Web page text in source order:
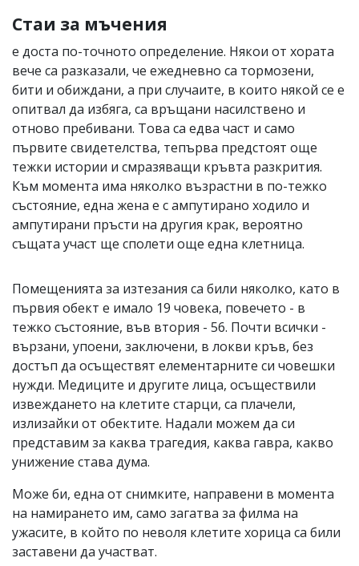
Стаи за мъчения
е доста по-точното определение. Някои от хората
вече са разказали, че ежедневно са тормозени,
бити и обиждани, а при случаите, в които някой се е
опитвал да избяга, са връщани насилствено и
отново пребивани. Това са едва част и само
първите свидетелства, тепърва предстоят още
тежки истории и смразяващи кръвта разкрития.
Към момента има няколко възрастни в по-тежко
състояние, една жена е с ампутирано ходило и
ампутирани пръсти на другия крак, вероятно
същата участ ще сполети още една клетница.
Помещенията за изтезания са били няколко, като в
първия обект е имало 19 човека, повечето - в
тежко състояние, във втория - 56. Почти всички -
вързани, упоени, заключени, в локви кръв, без
достъп да осъществят елементарните си човешки
нужди. Медиците и другите лица, осъществили
извеждането на клетите старци, са плачели,
излизайки от обектите. Надали можем да си
представим за каква трагедия, каква гавра, какво
унижение става дума.
Може би, една от снимките, направени в момента
на намирането им, само загатва за филма на
ужасите, в който по неволя клетите хорица са били
заставени да участват.